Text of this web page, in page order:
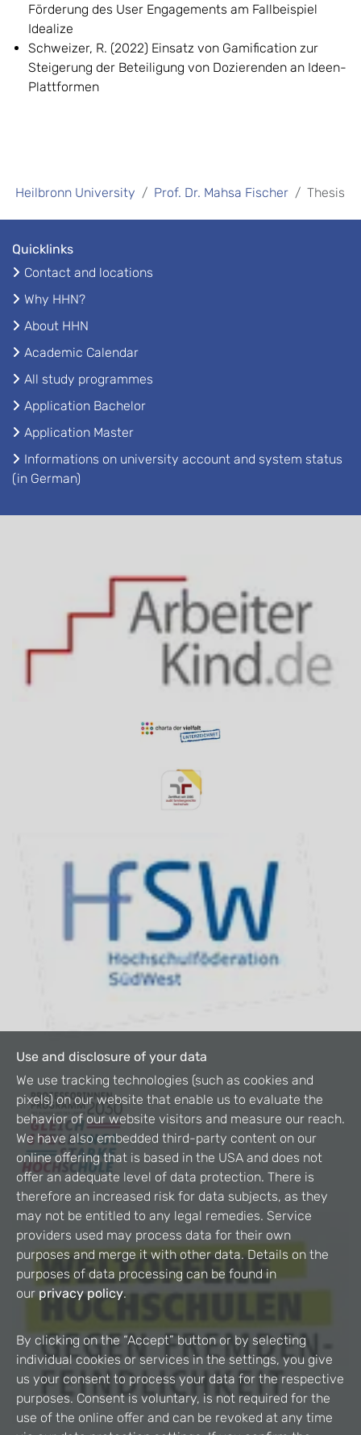
Förderung des User Engagements am Fallbeispiel
Idealize
Schweizer, R. (2022) Einsatz von Gamification zur
Steigerung der Beteiligung von Dozierenden an Ideen-
Plattformen
Heilbronn University Prof. Dr. Mahsa Fischer Thesis
Quicklinks
Contact and locations
Why HHN?
About HHN
Academic Calendar
All study programmes
Application Bachelor
Application Master
Informations on university account and system status
(in German)
Use and disclosure of your data
We use tracking technologies (such as cookies and
pixels) on our website that enable us to evaluate the
behavior of our website visitors and measure our reach.
We have also embedded third-party content on our
online offering that is based in the USA and does not
offer an adequate level of data protection. There is
therefore an increased risk for data subjects, as they
may not be entitled to any legal remedies. Service
providers used may process data for their own
purposes and merge it with other data. Details on the
purposes of data processing can be found in
our privacy policy.
By clicking on the “Accept” button or by selecting
individual cookies or services in the settings, you give
us your consent to process your data for the respective
purposes. Consent is voluntary, is not required for the
use of the online offer and can be revoked at any time